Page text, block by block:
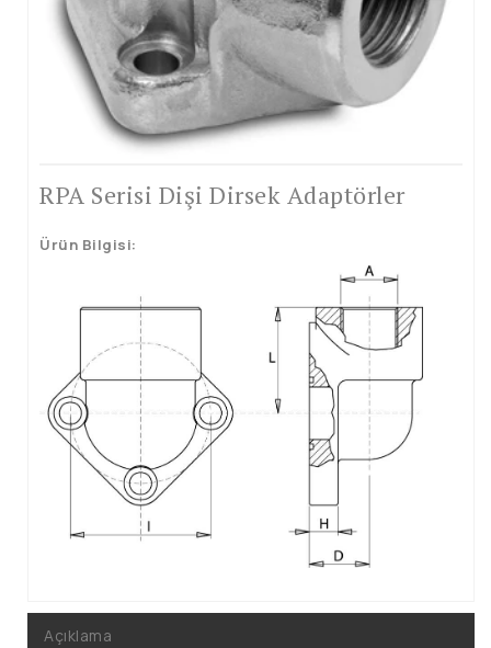
Hydronica
Kampanalar
Pompa Adaptörleri
RPA Serisi Dişi Dirsek Adaptörler
Ürün Bilgisi:
Açıklama